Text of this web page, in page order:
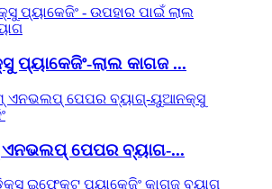
ପ୍ୟାକେଜିଂ-ଲାଲ କାଗଜ ...
ପେପର ବ୍ୟାଗ-...